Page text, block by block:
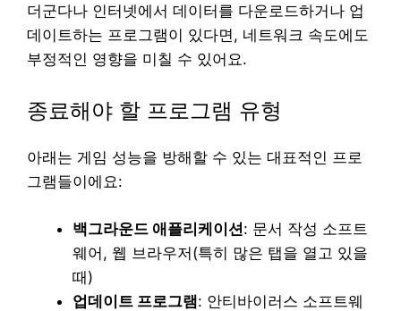
더군다나 인터넷에서 데이터를 다운로드하거나 업
데이트하는 프로그램이 있다면, 네트워크 속도에도
부정적인 영향을 미칠 수 있어요.
종료해야 할 프로그램 유형
아래는 게임 성능을 방해할 수 있는 대표적인 프로
그램들이에요:
백그라운드 애플리케이션: 문서 작성 소프트
웨어, 웹 브라우저(특히 많은 탭을 열고 있을
때)
업데이트 프로그램: 안티바이러스 소프트웨